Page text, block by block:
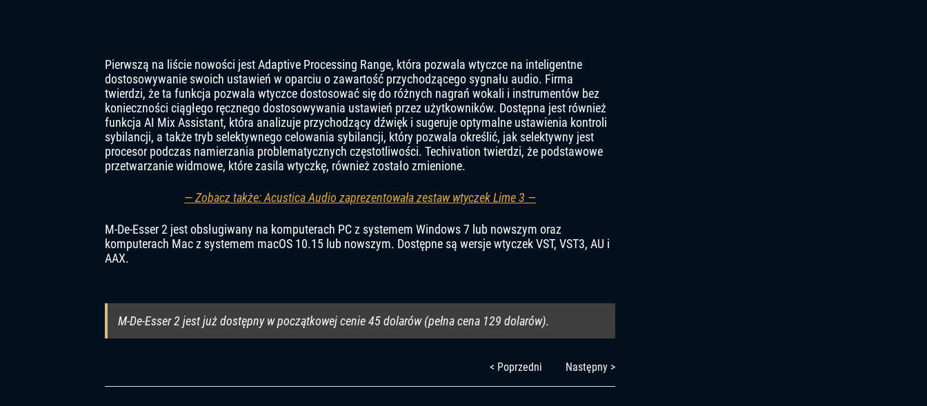
Pierwszą na liście nowości jest Adaptive Processing Range, która pozwala wtyczce na inteligentne
dostosowywanie swoich ustawień w oparciu o zawartość przychodzącego sygnału audio. Firma
twierdzi, że ta funkcja pozwala wtyczce dostosować się do różnych nagrań wokali i instrumentów bez
konieczności ciągłego ręcznego dostosowywania ustawień przez użytkowników. Dostępna jest również
funkcja AI Mix Assistant, która analizuje przychodzący dźwięk i sugeruje optymalne ustawienia kontroli
sybilancji, a także tryb selektywnego celowania sybilancji, który pozwala określić, jak selektywny jest
procesor podczas namierzania problematycznych częstotliwości. Techivation twierdzi, że podstawowe
przetwarzanie widmowe, które zasila wtyczkę, również zostało zmienione.
— Zobacz także: Acustica Audio zaprezentowała zestaw wtyczek Lime 3 —
M-De-Esser 2 jest obsługiwany na komputerach PC z systemem Windows 7 lub nowszym oraz
komputerach Mac z systemem macOS 10.15 lub nowszym. Dostępne są wersje wtyczek VST, VST3, AU i
AAX.
M-De-Esser 2 jest już dostępny w początkowej cenie 45 dolarów (pełna cena 129 dolarów).
< Poprzedni Następny >